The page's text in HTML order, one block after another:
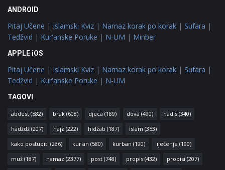
ANDROID
Pitaj Učene | Islamski Kviz | Namaz korak po korak | Sufara |
Tedžvid | Kur'anske Poruke | N-UM | Minber
APPLE iOS
Pitaj Učene | Islamski Kviz | Namaz korak po korak | Sufara |
Tedžvid | Kur'anske Poruke | N-UM
TAGOVI
abdest (582) brak (608) djeca (189) dova (490) hadis (340)
hadždž (207) hajz (222) hidžab (187) islam (353)
kako postupiti (236) kur'an (580) kurban (190) liječenje (190)
muž (187) namaz (2377) post (748) propis (432) propisi (207)